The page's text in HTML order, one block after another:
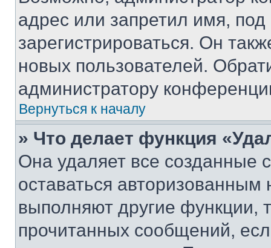
адрес или запретил имя,
зарегистрироваться. Он
новых пользователей.
администратору
Вернуться к началу
» Что делает функция
Она удаляет все созданные
оставаться
выполняют другие функции,
прочитанных сообщений,